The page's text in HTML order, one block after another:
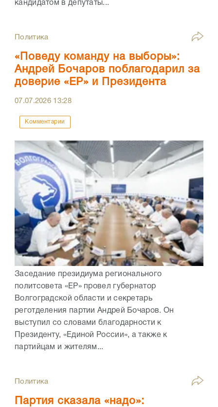
кандидатом в депутаты...
Политика
«Поведу команду на выборы»:
Андрей Бочаров поблагодарил за
доверие «ЕР» и Президента
07.07.2026 13:28
Комментарии
Заседание президиума регионального
политсовета «ЕР» провел губернатор
Волгоградской области и секретарь
реготделения партии Андрей Бочаров. Он
выступил со словами благодарности к
Президенту, «Единой России», а также к
партийцам и жителям...
Политика
Партия сказала «надо»: